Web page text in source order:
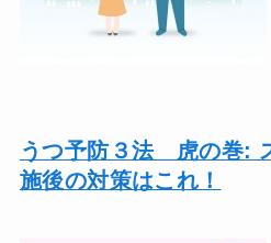
うつ予防３法 虎の巻:
施後の対策はこれ！